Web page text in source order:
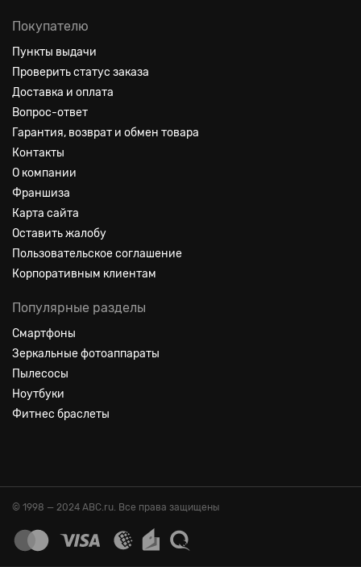
Покупателю
Пункты выдачи
Проверить статус заказа
Доставка и оплата
Вопрос-ответ
Гарантия, возврат и обмен товара
Контакты
О компании
Франшиза
Карта сайта
Оставить жалобу
Пользовательское соглашение
Корпоративным клиентам
Популярные разделы
Смартфоны
Зеркальные фотоаппараты
Пылесосы
Ноутбуки
Фитнес браслеты
© 1998 — 2024 ABC.ru. Все права защищены